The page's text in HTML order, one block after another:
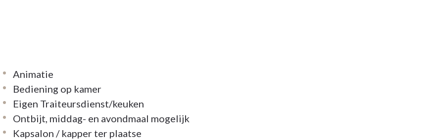
Animatie
Bediening op kamer
Eigen Traiteursdienst/keuken
Ontbijt, middag- en avondmaal mogelijk
Kapsalon / kapper ter plaatse